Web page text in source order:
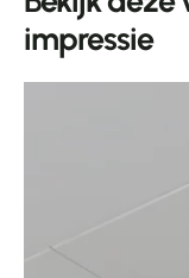
impressie